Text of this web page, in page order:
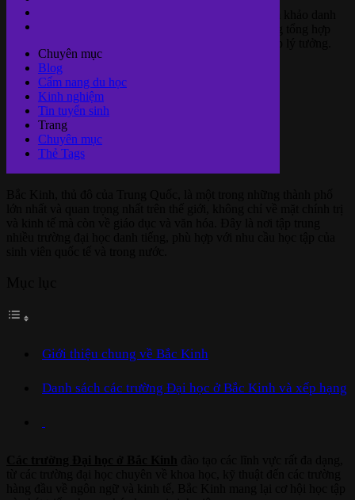
Chuyên mục
Blog
Cẩm nang du học
Kinh nghiệm
Tin tuyển sinh
Trang
Chuyên mục
Thẻ Tags
Nếu bạn đang có ý định du học Trung Quốc, hãy tham khảo danh
sách các trường đại học tại Bắc Kinh và bảng xếp hạng tổng hợp
Danh sách
Duy Riba
19/01/2022
7561
Views
Giới thiệu chung về Bắc Kinh
Giới thiệu chung về Bắc Kinh
Danh sách các trường Đại học ở Bắc Kinh và xếp hạng